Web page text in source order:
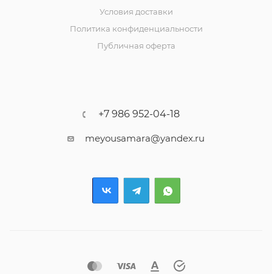
Условия доставки
Политика конфиденциальности
Публичная оферта
+7 986 952-04-18
meyousamara@yandex.ru